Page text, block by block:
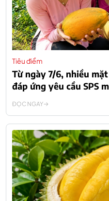
Tiêu điểm
Từ ngày 7/6, nhiều
đáp ứng yêu cầu SPS
ĐỌC NGAY